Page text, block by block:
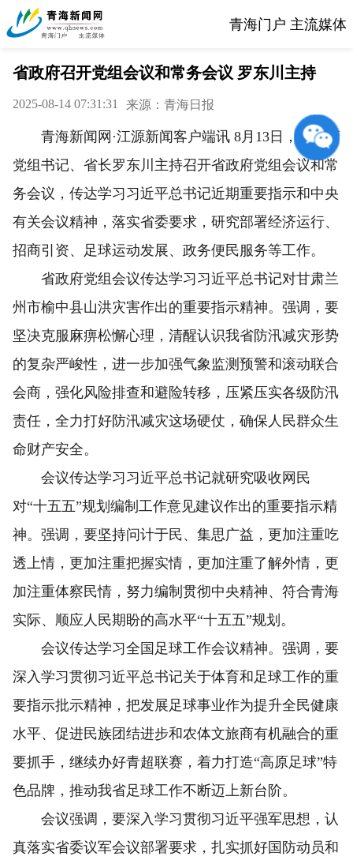
青海门户 主流媒体
省政府召开党组会议和常务会议 罗东川主持
2025-08-14 07:31:31 来源：青海日报
青海新闻网·江源新闻客户端讯 8月13日，省政府
党组书记、省长罗东川主持召开省政府党组会议和常
务会议，传达学习习近平总书记近期重要指示和中央
有关会议精神，落实省委要求，研究部署经济运行、
招商引资、足球运动发展、政务便民服务等工作。
省政府党组会议传达学习习近平总书记对甘肃兰
州市榆中县山洪灾害作出的重要指示精神。强调，要
坚决克服麻痹松懈心理，清醒认识我省防汛减灾形势
的复杂严峻性，进一步加强气象监测预警和滚动联合
会商，强化风险排查和避险转移，压紧压实各级防汛
责任，全力打好防汛减灾这场硬仗，确保人民群众生
命财产安全。
会议传达学习习近平总书记就研究吸收网民
对“十五五”规划编制工作意见建议作出的重要指示精
神。强调，要坚持问计于民、集思广益，更加注重吃
透上情，更加注重把握实情，更加注重了解外情，更
加注重体察民情，努力编制贯彻中央精神、符合青海
实际、顺应人民期盼的高水平“十五五”规划。
会议传达学习全国足球工作会议精神。强调，要
深入学习贯彻习近平总书记关于体育和足球工作的重
要指示批示精神，把发展足球事业作为提升全民健康
水平、促进民族团结进步和农体文旅商有机融合的重
要抓手，继续办好青超联赛，着力打造“高原足球”特
色品牌，推动我省足球工作不断迈上新台阶。
会议强调，要深入学习贯彻习近平强军思想，认
真落实省委议军会议部署要求，扎实抓好国防动员和